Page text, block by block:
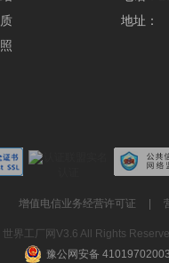
地址：
增值电信业务经营许可证
界工厂网V3.6 All Rights
豫公网安备